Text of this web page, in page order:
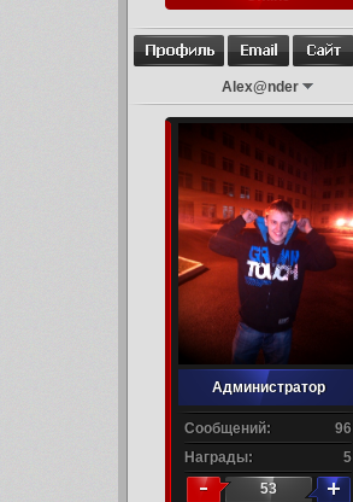
Alex@nder
Администратор
Сообщений:
96
Награды:
5
53